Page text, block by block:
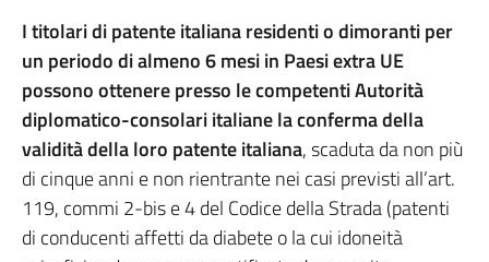
I titolari di patente italiana residenti o dimoranti per
un periodo di almeno 6 mesi in Paesi extra UE
possono ottenere presso le competenti Autorità
diplomatico-consolari italiane la conferma della
validità della loro patente italiana, scaduta da non più
di cinque anni e non rientrante nei casi previsti all’art.
119, commi 2-bis e 4 del Codice della Strada (patenti
di conducenti affetti da diabete o la cui idoneità